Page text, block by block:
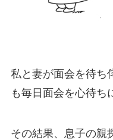
私と妻が面会を待ち
も毎日面会を心待ち
その結果、息子の親